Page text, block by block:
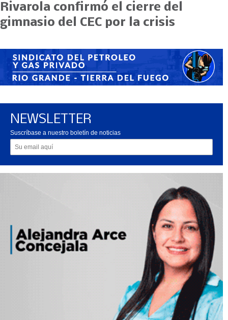
Rivarola confirmó el cierre del
gimnasio del CEC por la crisis
NEWSLETTER
Suscríbase a nuestro boletín de noticias